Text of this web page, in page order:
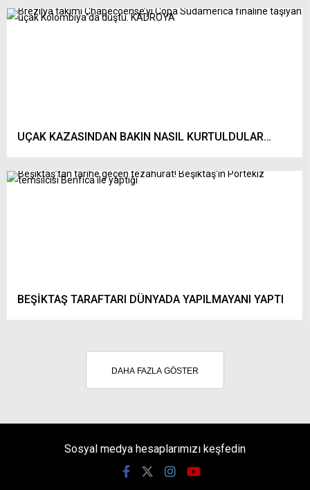
UÇAK KAZASINDAN BAKIN NASIL KURTULDULAR…
BEŞİKTAŞ TARAFTARI DÜNYADA YAPILMAYANI YAPTI
DAHA FAZLA GÖSTER
Sosyal medya hesaplarımızı keşfedin